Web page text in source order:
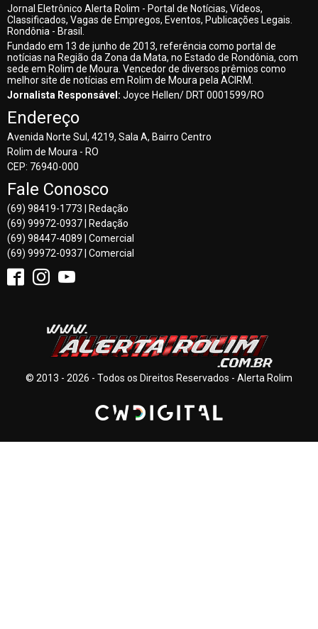
Jornal Eletrônico Alerta Rolim - Portal de Notícias, Vídeos,
Classificados, Vagas de Empregos, Eventos, Publicações Legais.
Rondônia - Brasil.
Fundado em 13 de junho de 2013, referência como portal de
notícias na Região da Zona da Mata, no Estado de Rondônia, com
sede em Rolim de Moura. Vencedor de diversos prêmios como
melhor site de notícias em Rolim de Moura pela ACIRM.
Jornalista Responsável: Joyce Hellen/ DRT 0001599/RO
Endereço
Avenida Norte Sul, 4219, Sala A, Bairro Centro
Rolim de Moura - RO
CEP: 76940-000
Fale Conosco
(69) 98419-1773 | Redação
(69) 99972-0937 | Redação
(69) 98447-4089 | Comercial
(69) 99972-0937 | Comercial
© 2013 - 2026 - Todos os Direitos Reservados - Alerta Rolim